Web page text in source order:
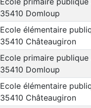
35410 Domloup
Ecole élémentaire
35410 Châteaugiron
Ecole primaire
35410 Domloup
Ecole élémentaire
35410 Châteaugiron